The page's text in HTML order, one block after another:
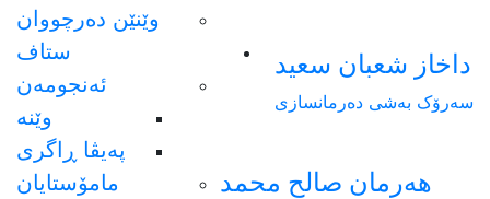
وێنێن دەرچووان
ستاف
ئەنجومەن
وێنە
پەیڤا ڕاگری
مامۆستایان
داخاز شعبان سعيد
سەرۆک بەشی دەرمانسازی
هەرمان صالح محمد